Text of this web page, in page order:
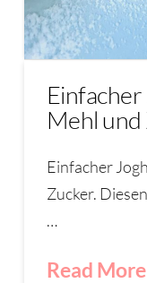
Mehl
Einfacher
Zucker.
…
Read More